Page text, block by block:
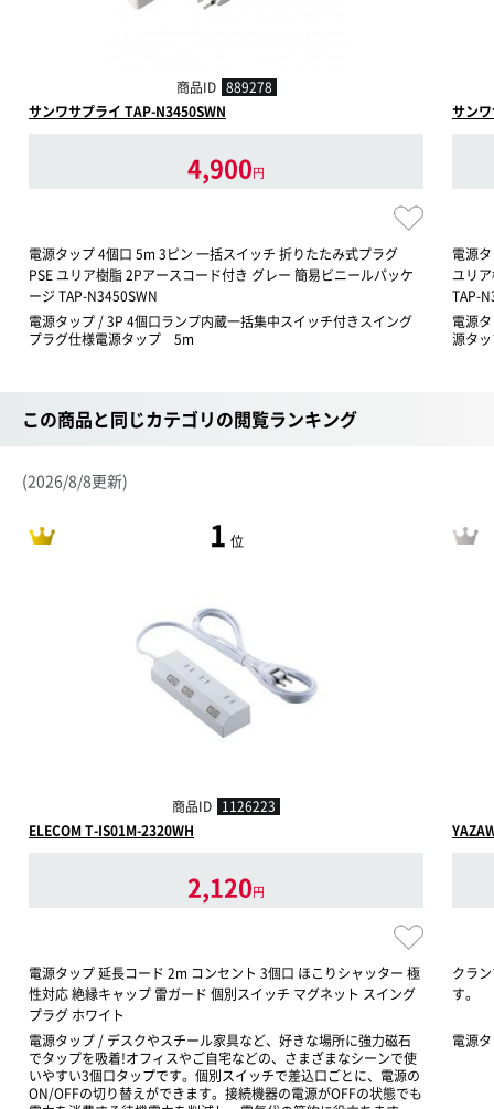
商品ID 889278
サンワサプライ TAP-N3450SWN
4,900円
電源タップ 4個口 5m 3ピン 一括スイッチ 折りたたみ式プラグ
PSE ユリア樹脂 2Pアースコード付き グレー 簡易ビニールパッケ
ージ TAP-N3450SWN
電源タップ / 3P 4個口ランプ内蔵一括集中スイッチ付きスイング
プラグ仕様電源タップ 5m
サン
電源
ユリ
TAP-
電源
源タ
この商品と同じカテゴリの閲覧ランキング
(2026/8/8更新)
1 位
商品ID 1126223
ELECOM T-IS01M-2320WH
2,120円
電源タップ 延長コード 2m コンセント 3個口 ほこりシャッター 極
性対応 絶縁キャップ 雷ガード 個別スイッチ マグネット スイング
プラグ ホワイト
電源タップ / デスクやスチール家具など、好きな場所に強力磁石
でタップを吸着!オフィスやご自宅などの、さまざまなシーンで使
いやすい3個口タップです。個別スイッチで差込口ごとに、電源の
ON/OFFの切り替えができます。接続機器の電源がOFFの状態でも
クラ
す。
電源